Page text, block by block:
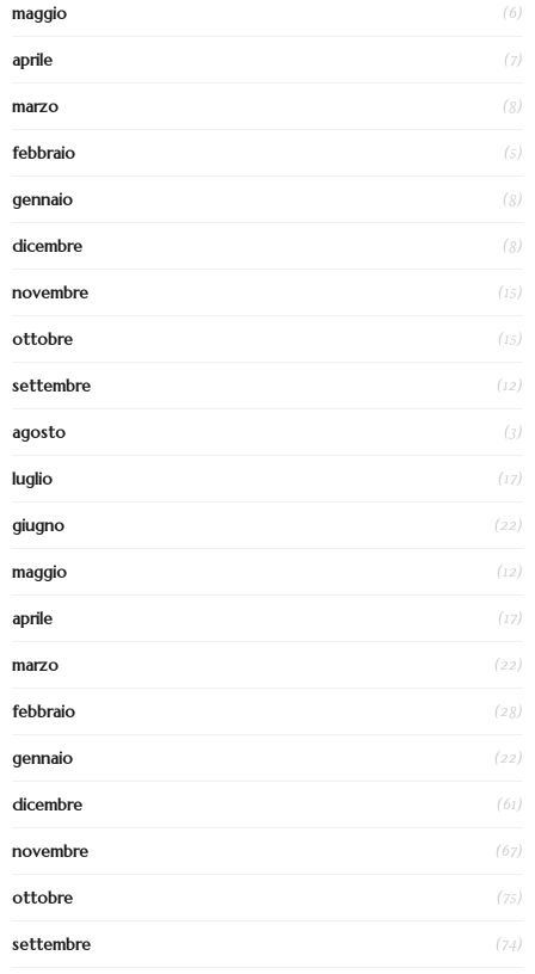
maggio (6)
aprile (7)
marzo (8)
febbraio (5)
gennaio (8)
dicembre (8)
novembre (15)
ottobre (15)
settembre (12)
agosto (3)
luglio (17)
giugno (22)
maggio (12)
aprile (17)
marzo (22)
febbraio (28)
gennaio (22)
dicembre (61)
novembre (67)
ottobre (75)
settembre (74)